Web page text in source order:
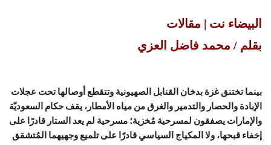
البيضاء نت | مقالات
بقلم / محمد فاضل العزي
بينما تختنق غزة بدخان القنابل الصهيونية وتتقطع أوصالها تحت عجلات
الإبادة والحصار والتدمير والغرق من مياه الأمطار، يقف حكام السعوديّة
والإمارات يصفقون لمسرحية مُخزية؛ مسرحية لم يعد الستار قادرًا على
إخفاء قبحها، ولا المكياج السياسي قادرًا على تلميع وجهيهما المُتشقق